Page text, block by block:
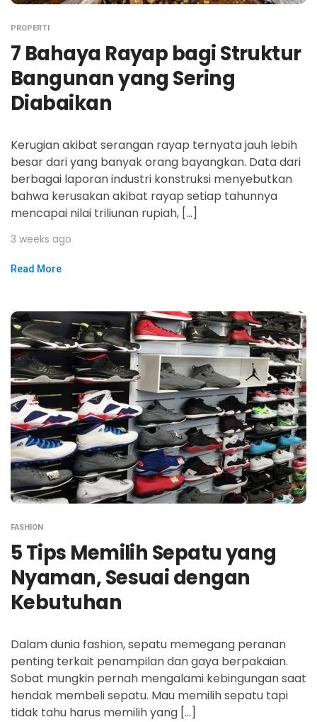
PROPERTI
7 Bahaya Rayap bagi Struktur
Bangunan yang Sering
Diabaikan
Kerugian akibat serangan rayap ternyata jauh lebih
besar dari yang banyak orang bayangkan. Data dari
berbagai laporan industri konstruksi menyebutkan
bahwa kerusakan akibat rayap setiap tahunnya
mencapai nilai triliunan rupiah, […]
3 weeks ago
Read More
FASHION
5 Tips Memilih Sepatu yang
Nyaman, Sesuai dengan
Kebutuhan
Dalam dunia fashion, sepatu memegang peranan
penting terkait penampilan dan gaya berpakaian.
Sobat mungkin pernah mengalami kebingungan saat
hendak membeli sepatu. Mau memilih sepatu tapi
tidak tahu harus memilih yang […]